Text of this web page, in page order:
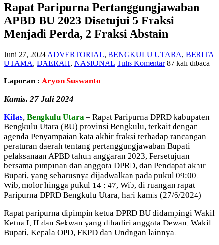
Rapat Paripurna Pertanggungjawaban
APBD BU 2023 Disetujui 5 Fraksi
Menjadi Perda, 2 Fraksi Abstain
Juni 27, 2024 ADVERTORIAL, BENGKULU UTARA, BERITA
UTAMA, DAERAH, NASIONAL Tulis Komentar 87 kali dibaca
Laporan : Aryon Suswanto
Kamis, 27 Juli 2024
Kilas, Bengkulu Utara – Rapat Paripurna DPRD kabupaten
Bengkulu Utara (BU) provinsi Bengkulu, terkait dengan
agenda Penyampaian kata akhir fraksi terhadap rancangan
peraturan daerah tentang pertanggungjawaban Bupati
pelaksanaan APBD tahun anggaran 2023, Persetujuan
bersama pimpinan dan anggota DPRD, dan Pendapat akhir
Bupati, yang seharusnya dijadwalkan pada pukul 09:00,
Wib, molor hingga pukul 14 : 47, Wib, di ruangan rapat
Paripurna DPRD Bengkulu Utara, hari kamis (27/6/2024)
Rapat paripurna dipimpin ketua DPRD BU didampingi Wakil
Ketua I, II dan Sekwan yang dihadiri anggota Dewan, Wakil
Bupati, Kepala OPD, FKPD dan Undngan lainnya.